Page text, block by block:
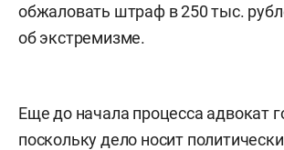
обжаловать штраф в 250 тыс.
об экстремизме.
Еще до начала процесса адвокат
поскольку дело носит